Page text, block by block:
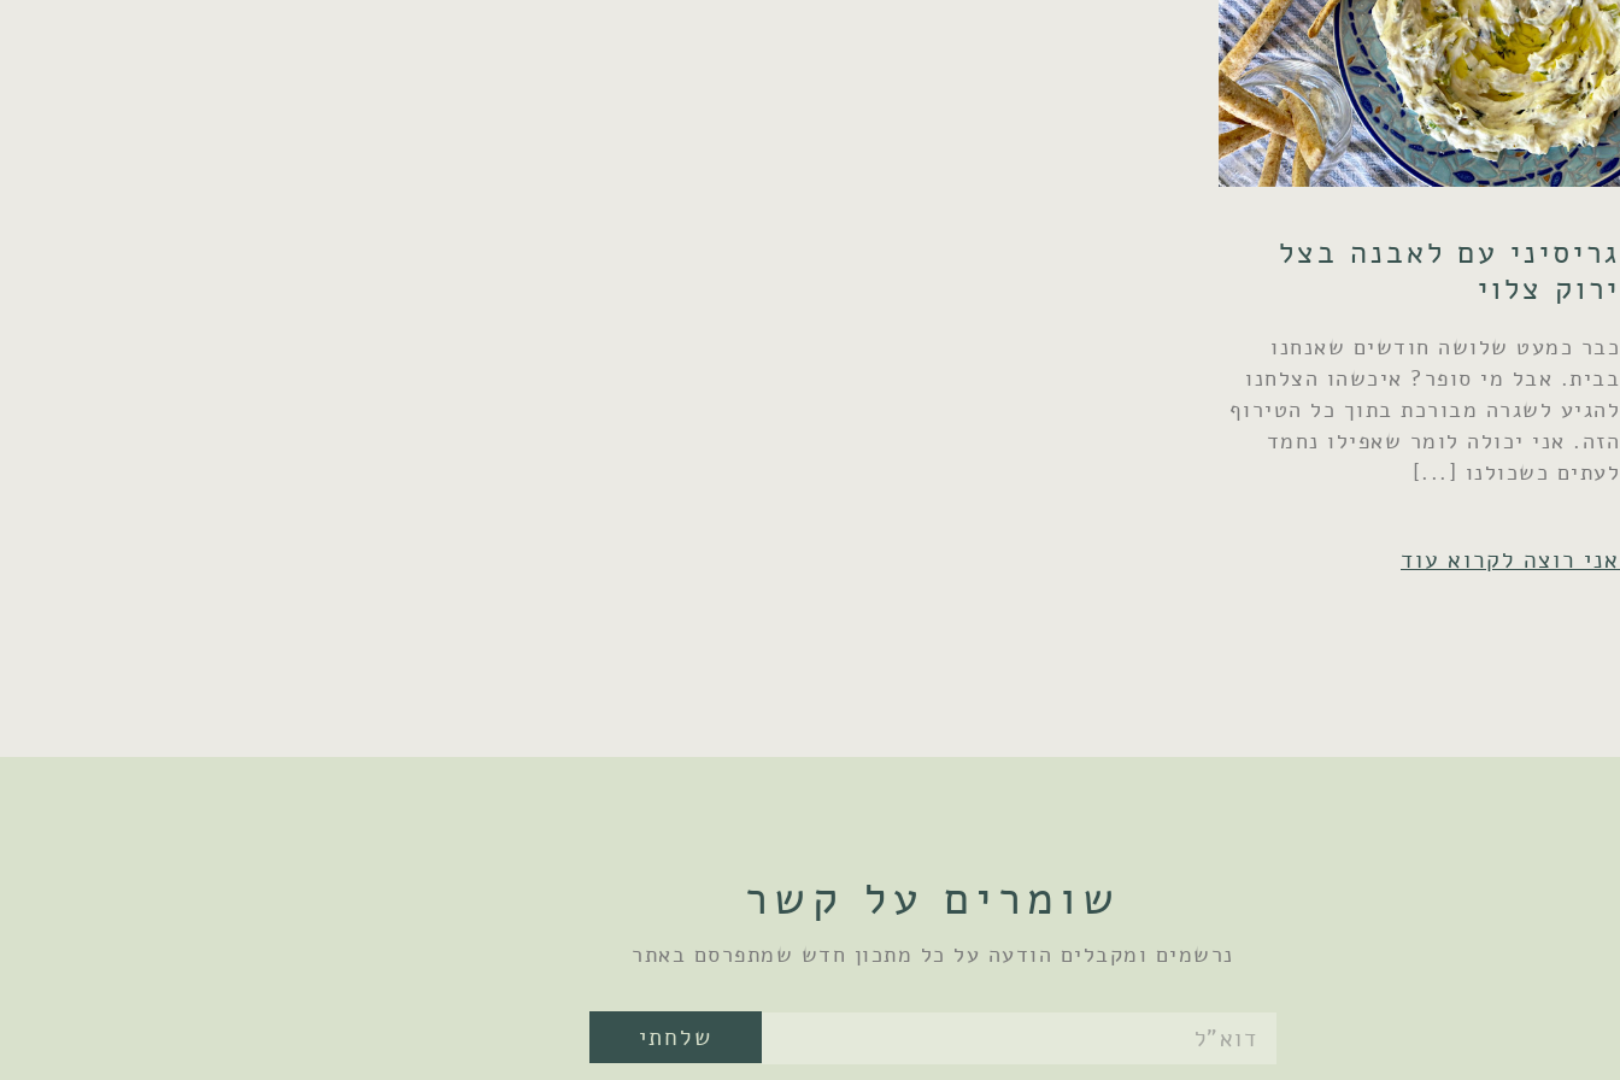
גריסיני עם לאבנה בצל
ירוק צלוי
כבר כמעט שלושה חודשים שאנחנו
בבית. אבל מי סופר? איכשהו הצלחנו
להגיע לשגרה מבורכת בתוך כל הטירוף
הזה. אני יכולה לומר שאפילו נחמד
לעתים כשכולנו
אני רוצה לקרוא עוד
שומרים על קשר
נרשמים ומקבלים הודעה על כל מתכון חדש שמתפרסם באתר
שלחתי